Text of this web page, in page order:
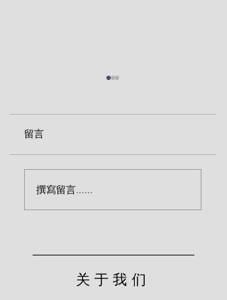
（莱尔）
留言
撰寫留言......
关于我们